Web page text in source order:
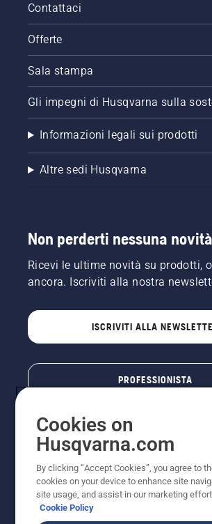
Contattaci
Offerte
Sala stampa
Gli impegni di Husqvarna sulla
Informazioni legali sui prodotti
Altre sedi Husqvarna
Non perderti nessuna
Ricevi le ultime novità su prodotti,
ancora. Iscriviti alla nostra
ISCRIVITI ALLA
PROFESSIONISTA
Cookies on
Husqvarna.com
By clicking “Accept Cookies”, you agree to
cookies on your device to enhance site
site usage, and assist in our marketing
Cookie Policy